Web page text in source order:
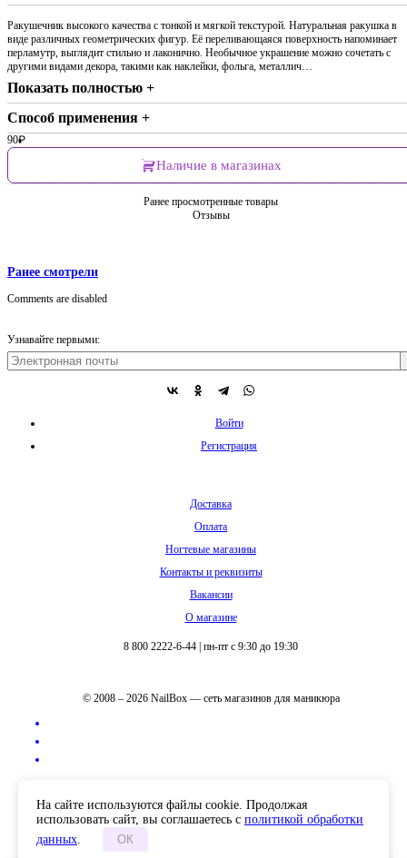
Ракушечник высокого качества с тонкой и мягкой текстурой. Натуральная ракушка в
виде различных геометрических фигур. Её переливающаяся поверхность напоминает
перламутр, выглядит стильно и лаконично. Необычное украшение можно сочетать с
другими видами декора, такими как наклейки, фольга, металлич…
Показать полностью +
Способ применения +
90₽
Наличие в магазинах
Ранее просмотренные товары
Отзывы
Ранее смотрели
Comments are disabled
Узнавайте первыми:
Войти
Регистрация
Доставка
Оплата
Ногтевые магазины
Контакты и реквизиты
Вакансии
О магазине
8 800 2222-6-44 пн-пт с 9:30 до 19:30
© 2008 – 2026 NailBox — сеть магазинов для маникюра
На сайте используются файлы cookie. Продолжая
использовать сайт, вы соглашаетесь с политикой обработки
данных. ОК